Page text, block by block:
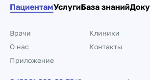
ПациентамУслугиБаза знаний
Врачи
Клиники
О нас
Контакты
Приложение